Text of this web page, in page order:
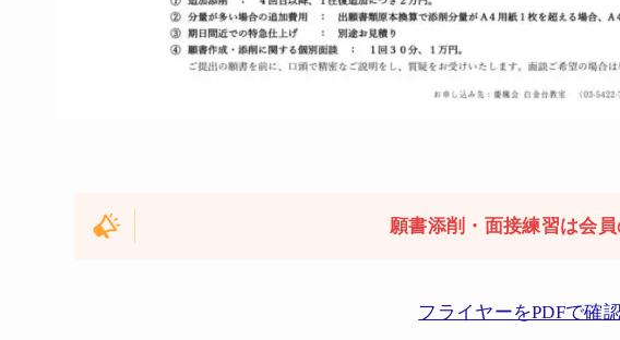
願書添削・面接練習は会員
フライヤーをPDFで確